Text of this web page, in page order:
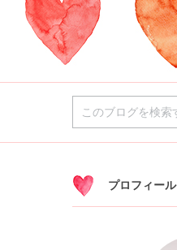
プロフィール